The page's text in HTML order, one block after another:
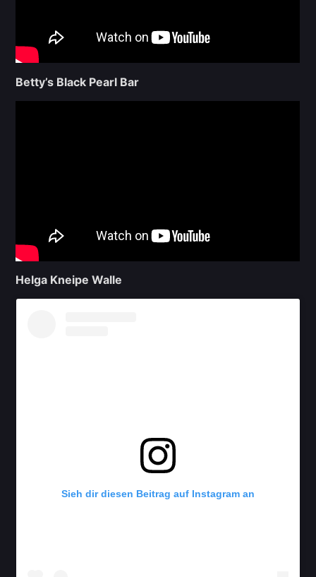
Betty’s Black Pearl Bar
Helga Kneipe Walle
Sieh dir diesen Beitrag auf Instagram an